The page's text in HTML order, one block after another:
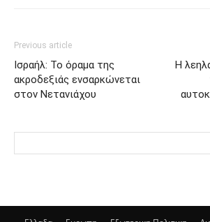
Previous article
Ισραήλ: Το όραμα της
ακροδεξιάς ενσαρκώνεται
στον Νετανιάχου
Η